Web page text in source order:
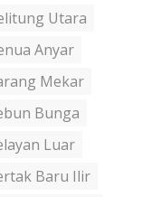
Utara
Anyar
Mekar
Bunga
Luar
Baru Ilir